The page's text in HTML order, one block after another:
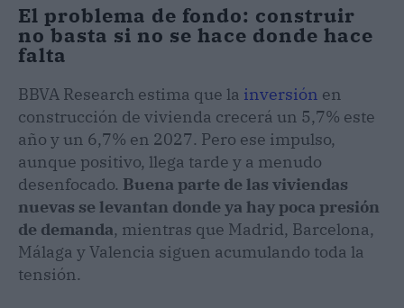
El problema de fondo: construir
no basta si no se hace donde hace
falta
BBVA Research estima que la inversión en
construcción de vivienda crecerá un 5,7% este
año y un 6,7% en 2027. Pero ese impulso,
aunque positivo, llega tarde y a menudo
desenfocado. Buena parte de las viviendas
nuevas se levantan donde ya hay poca presión
de demanda, mientras que Madrid, Barcelona,
Málaga y Valencia siguen acumulando toda la
tensión.